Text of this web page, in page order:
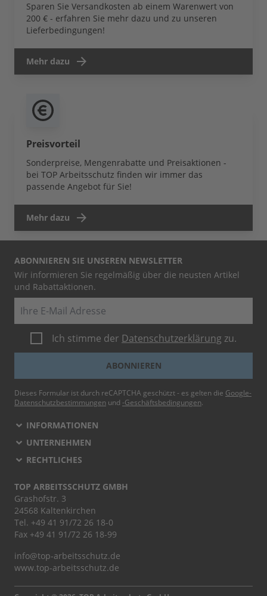
Sparen Sie Versandkosten ab einem Warenwert von
200 € - erfahren Sie mehr dazu und zu unseren
Lieferbedingungen!
Mehr dazu
Preisvorteil
Sonderpreise, Mengenrabatte und Preisaktionen -
bei TOP Arbeitsschutz finden wir immer das
passende Angebot für Sie!
Mehr dazu
ABONNIEREN SIE UNSEREN NEWSLETTER
Wir informieren Sie regelmäßig über die neusten Artikel
und Rabattaktionen.
Ich stimme der Datenschutzerklärung zu.
ABONNIEREN
Dieses Formular ist durch reCAPTCHA geschützt - es gelten die Google-
Datenschutzbestimmungen und -Geschäftsbedingungen.
INFORMATIONEN
UNTERNEHMEN
RECHTLICHES
TOP ARBEITSSCHUTZ GMBH
Grashofstr. 3
24568 Kaltenkirchen
Tel. +49 41 91/72 26 18-0
Fax +49 41 91/72 26 18-99
info@top-arbeitsschutz.de
www.top-arbeitsschutz.de